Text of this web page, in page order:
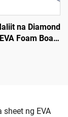
na Diamond
Foam Boat
ng EVA